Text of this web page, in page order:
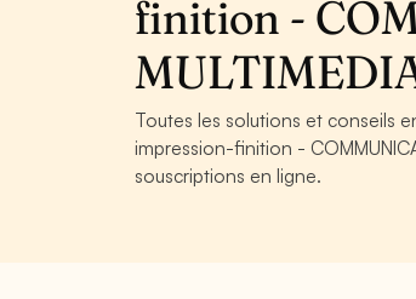
finition -
Toutes les solutions et conseils
impression-finition -
souscriptions en ligne.